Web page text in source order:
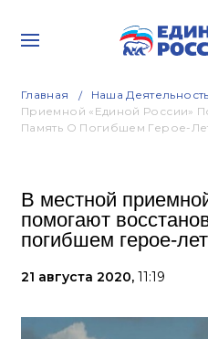
Главная Наша Деятельность
Приемной «Единой России»
Память О Погибшем Герое-
В местной
помогают
погибшем герое-
21 августа 2020, 11:19